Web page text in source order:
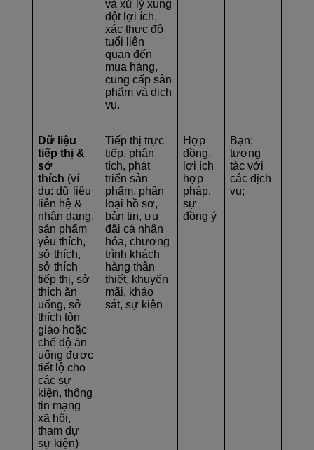
và xử lý xung
đột lợi ích,
xác thực độ
tuổi liên
quan đến
mua hàng,
cung cấp sản
phẩm và dịch
vụ.
Dữ liệu
tiếp thị &
sở
thích (ví
dụ: dữ liệu
liên hệ &
nhận dạng,
sản phẩm
yêu thích,
sở thích,
sở thích
tiếp thị, sở
thích ăn
uống, sở
thích tôn
giáo hoặc
chế độ ăn
uống được
tiết lộ cho
các sự
kiện, thông
tin mạng
xã hội,
tham dự
sự kiện)
Tiếp thị trực
tiếp, phân
tích, phát
triển sản
phẩm, phân
loại hồ sơ,
bản tin, ưu
đãi cá nhân
hóa, chương
trình khách
hàng thân
thiết, khuyến
mãi, khảo
sát, sự kiện
Hợp
đồng,
lợi ích
hợp
pháp,
sự
đồng ý
Bạn;
tương
tác với
các dịch
vụ;